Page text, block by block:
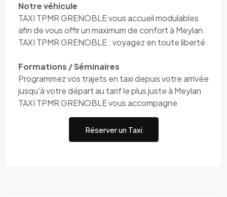
Notre véhicule
TAXI TPMR GRENOBLE vous accueil modulables
afin de vous offir un maximum de confort à Meylan.
TAXI TPMR GRENOBLE : voyagez en toute liberté
Formations / Séminaires
Programmez vos trajets en taxi depuis votre arrivée
jusqu'à votre départ au tarif le plus juste à Meylan
TAXI TPMR GRENOBLE vous accompagne
Réserver un Taxi